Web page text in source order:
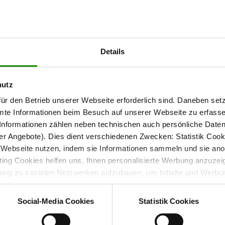
Details
den Betrieb unserer Webseite erforderlich sind. Daneben
Informationen beim Besuch auf unserer Webseite zu
zählen neben technischen auch persönliche
Angebote). Dies dient verschiedenen Zwecken: Statistik
nutzen, indem sie Informationen sammeln und sie
Cookies helfen uns, Ihnen personalisierte Werbung
zu sozialen Netzwerken aufzubauen, um Inhalte und
welche Kategorien sie neben den notwendigen
Sie nur notwendige Cookies zulassen wollen, oder auf „
Wirkung für die Zukunft widerrufen. Für weitere
Social-Media Cookies Statistik Cookies
durchdachter
einem Wandpaneel. Die einzelnen Elemente sind
ein einheitliches Wohnkonzept.
offenen Bereichen
Stauraumbereiche als auch Flächen zur
Wohnaccessoires.